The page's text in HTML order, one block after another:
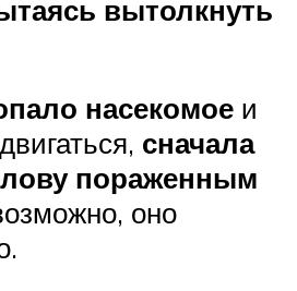
вытолкнуть
насекомое и
сначала
пораженным
оно